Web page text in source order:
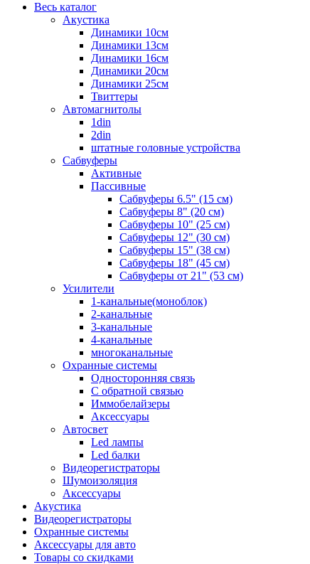
Весь каталог
Акустика
Динамики 10см
Динамики 13см
Динамики 16см
Динамики 20см
Динамики 25см
Твиттеры
Автомагнитолы
1din
2din
штатные головные устройства
Сабвуферы
Активные
Пассивные
Сабвуферы 6.5" (15 см)
Сабвуферы 8" (20 см)
Сабвуферы 10" (25 см)
Сабвуферы 12" (30 см)
Сабвуферы 15" (38 см)
Сабвуферы 18" (45 см)
Сабвуферы от 21" (53 см)
Усилители
1-канальные(моноблок)
2-канальные
3-канальные
4-канальные
многоканальные
Охранные системы
Односторонняя связь
С обратной связью
Иммобелайзеры
Аксессуары
Автосвет
Led лампы
Led балки
Видеорегистраторы
Шумоизоляция
Аксессуары
Акустика
Видеорегистраторы
Охранные системы
Аксессуары для авто
Товары со скидками